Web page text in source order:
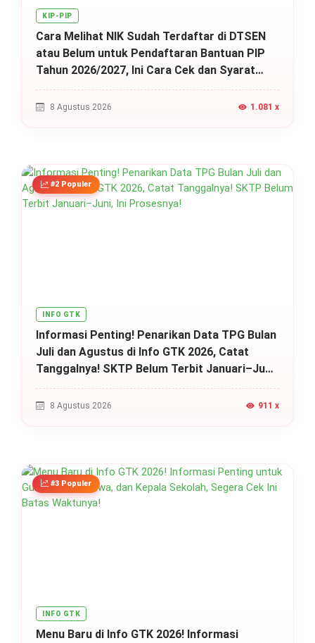
KIP-PIP
Cara Melihat NIK Sudah Terdaftar di DTSEN
atau Belum untuk Pendaftaran Bantuan PIP
Tahun 2026/2027, Ini Cara Cek dan Syarat
Perubahan Desil!
8 Agustus 2026 1.081 x
#2 Populer
INFO GTK
Informasi Penting! Penarikan Data TPG Bulan
Juli dan Agustus di Info GTK 2026, Catat
Tanggalnya! SKTP Belum Terbit Januari–Juni,
Ini Prosesnya!
8 Agustus 2026 911 x
#3 Populer
INFO GTK
Menu Baru di Info GTK 2026! Informasi